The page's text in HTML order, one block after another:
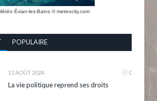
Évian-les-Bains © meteocity.com
POPULAIRE
13 AOÛT 2024 0
La vie politique reprend ses droits